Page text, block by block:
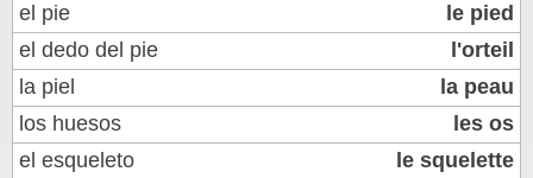
el pie
le pied
el dedo del pie
l'orteil
la piel
la peau
los huesos
les os
el esqueleto
le squelette